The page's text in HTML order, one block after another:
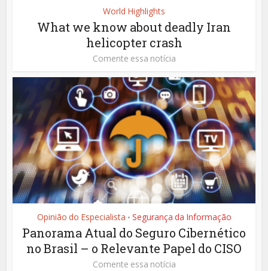
World Highlights
What we know about deadly Iran
helicopter crash
Comente essa notícia
Opinião do Especialista • Segurança da Informação
Panorama Atual do Seguro Cibernético
no Brasil – o Relevante Papel do CISO
Comente essa notícia